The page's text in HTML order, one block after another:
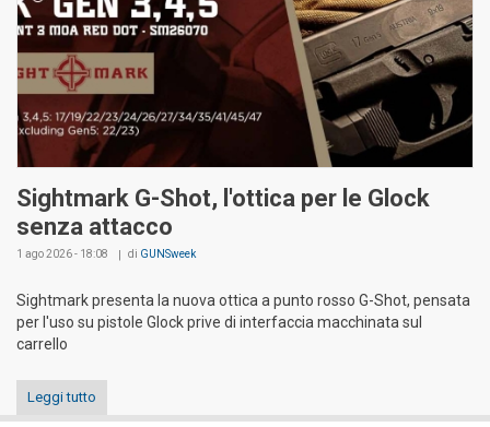
Sightmark G-Shot, l'ottica per le Glock
senza attacco
1 ago 2026 - 18:08 di GUNSweek
Sightmark presenta la nuova ottica a punto rosso G-Shot, pensata
per l'uso su pistole Glock prive di interfaccia macchinata sul
carrello
Leggi tutto